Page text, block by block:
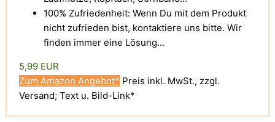
100% Zufriedenheit: Wenn Du mit dem Produkt
nicht zufrieden bist, kontaktiere uns bitte. Wir
finden immer eine Lösung...
5,99 EUR
Zum Amazon Angebot* Preis inkl. MwSt., zzgl.
Versand; Text u. Bild-Link*